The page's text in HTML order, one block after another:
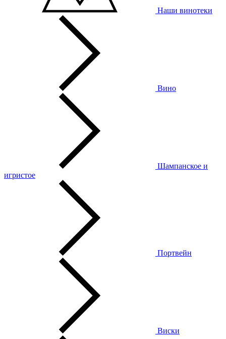
Наши винотеки
Вино
Шампанское и
игристое
Портвейн
Виски